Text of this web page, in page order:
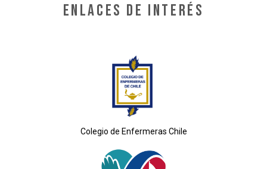
ENLACES de interés
Colegio de Enfermeras Chile